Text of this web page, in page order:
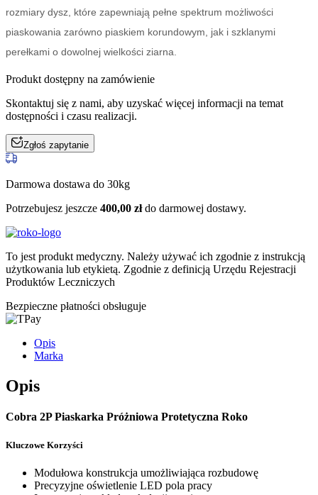
rozmiary dysz, które zapewniają pełne spektrum możliwości
piaskowania zarówno piaskiem korundowym, jak i szklanymi
perełkami o dowolnej wielkości ziarna.
Produkt dostępny na zamówienie
Skontaktuj się z nami, aby uzyskać więcej informacji na temat
dostępności i czasu realizacji.
Zgłoś zapytanie
Darmowa dostawa do 30kg
Potrzebujesz jeszcze 400,00 złdo darmowej dostawy.
To jest produkt medyczny. Należy używać ich zgodnie z instrukcją
użytkowania lub etykietą. Zgodnie z definicją Urzędu Rejestracji
Produktów Leczniczych
Bezpieczne płatności obsługuje
Opis
Marka
Opis
Cobra 2P Piaskarka Próżniowa Protetyczna Roko
Kluczowe Korzyści
Modułowa konstrukcja umożliwiająca rozbudowę
Precyzyjne oświetlenie LED pola pracy